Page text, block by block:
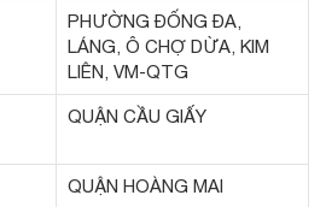
PHƯỜNG ĐỐNG ĐA,
LÁNG, Ô CHỢ DỪA, KIM
LIÊN, VM-QTG
QUẬN CẦU GIẤY
QUẬN HOÀNG MAI